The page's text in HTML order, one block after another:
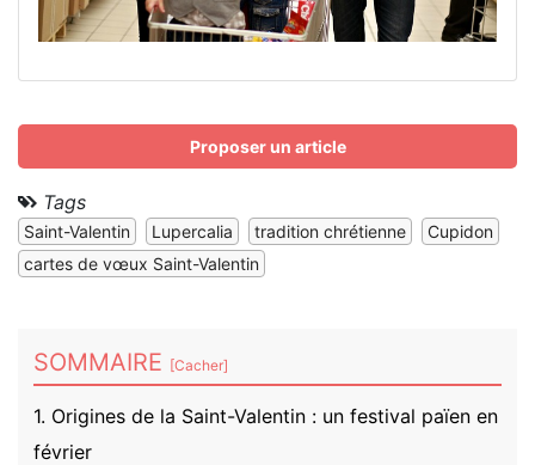
Proposer un article
Tags
Saint-Valentin Lupercalia tradition chrétienne
Cupidon
cartes de vœux Saint-Valentin
SOMMAIRE [Cacher]
1. Origines de la Saint-Valentin : un festival païen en
février